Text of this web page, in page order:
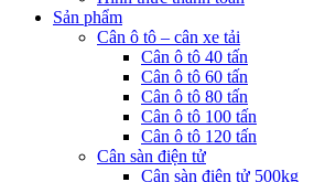
Sản phẩm
Cân ô tô – cân xe tải
Cân ô tô 40 tấn
Cân ô tô 60 tấn
Cân ô tô 80 tấn
Cân ô tô 100 tấn
Cân ô tô 120 tấn
Cân sàn điện tử
Cân sàn điện tử 500kg